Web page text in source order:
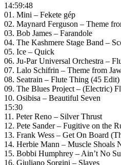
14:59:48
01. Mini – Fekete gép
02. Maynard Ferguson – Theme
03. Bob James – Farandole
04. The Kashmere Stage Band –
05. Ice – Quick
06. Ju-Par Universal Orchestra –
07. Lalo Schifrin – Theme from
08. Seatrain – Flute Thing (45 Edit)
09. The Blues Project – (Electric)
10. Osibisa – Beautiful Seven
15:30
11. Peter Reno – Silver Thrust
12. Pete Sander – Fugitive on the
13. Frank Wess – Get On Board
14. Herbie Mann – Muscle Shoals
15. Bobbi Humphrey – Ain’t No
16. Giuliano Sorgini – Slaves